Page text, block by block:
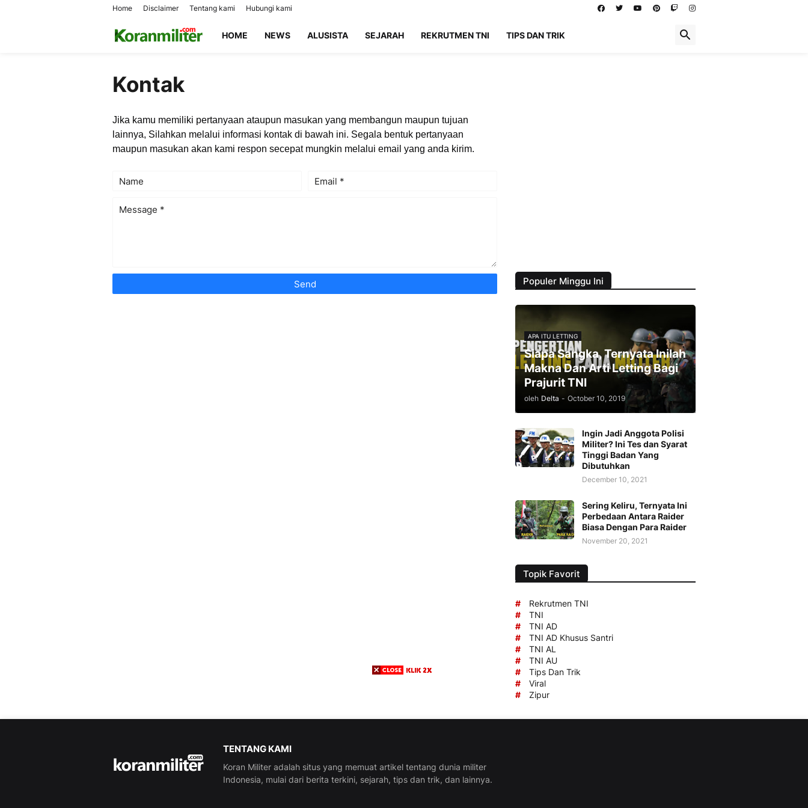
Home Disclaimer Tentang kami Hubungi kami
HOME NEWS ALUSISTA SEJARAH REKRUTMEN TNI TIPS DAN TRIK
Kontak
Jika kamu memiliki pertanyaan ataupun masukan yang membangun maupun tujuan
lainnya, Silahkan melalui informasi kontak di bawah ini. Segala bentuk pertanyaan
maupun masukan akan kami respon secepat mungkin melalui email yang anda kirim.
Populer Minggu Ini
APA ITU LETTING
Siapa Sangka, Ternyata Inilah
Makna Dan Arti Letting Bagi
Prajurit TNI
oleh Delta - October 10, 2019
Ingin Jadi Anggota Polisi
Militer? Ini Tes dan Syarat
Tinggi Badan Yang
Dibutuhkan
December 10, 2021
Sering Keliru, Ternyata Ini
Perbedaan Antara Raider
Biasa Dengan Para Raider
November 20, 2021
Topik Favorit
#
Rekrutmen TNI
#
TNI
#
TNI AD
#
TNI AD Khusus Santri
#
TNI AL
#
TNI AU
#
Tips Dan Trik
#
Viral
#
Zipur
TENTANG KAMI
Koran Militer adalah situs yang memuat artikel tentang dunia militer
Indonesia, mulai dari berita terkini, sejarah, tips dan trik, dan lainnya.